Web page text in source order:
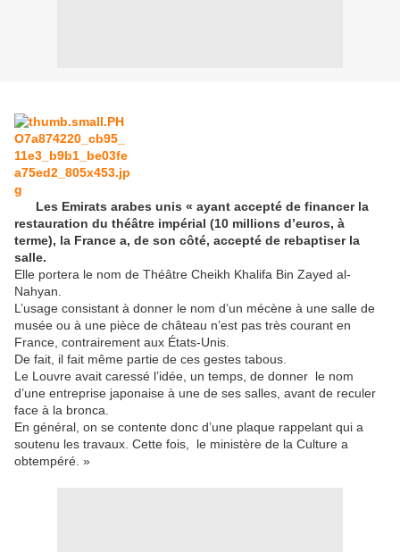
Les Emirats arabes unis « ayant accepté de financer la
restauration du théâtre impérial (10 millions d’euros, à
terme), la France a, de son côté, accepté de rebaptiser la
salle.
Elle portera le nom de Théâtre Cheikh Khalifa Bin Zayed al-
Nahyan.
L’usage consistant à donner le nom d’un mécène à une salle de
musée ou à une pièce de château n’est pas très courant en
France, contrairement aux États-Unis.
De fait, il fait même partie de ces gestes tabous.
Le Louvre avait caressé l’idée, un temps, de donner le nom
d’une entreprise japonaise à une de ses salles, avant de reculer
face à la bronca.
En général, on se contente donc d’une plaque rappelant qui a
soutenu les travaux. Cette fois, le ministère de la Culture a
obtempéré. »